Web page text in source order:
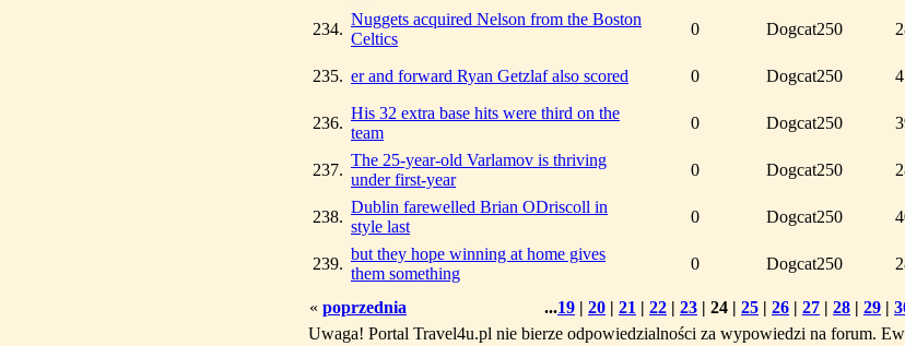
234.
Nuggets acquired Nelson from the Boston
Celtics
0 Dogcat250
235. er and forward Ryan Getzlaf also scored 0 Dogcat250
236.
His 32 extra base hits were third on the
team
0 Dogcat250
237.
The 25-year-old Varlamov is thriving
under first-year
0 Dogcat250
238.
Dublin farewelled Brian ODriscoll in
style last
0 Dogcat250
239.
but they hope winning at home gives
them something
0 Dogcat250
« poprzednia ...19 | 20 | 21 | 22 | 23 | 24 | 25 | 26 | 27 | 28 | 29 |
Uwaga! Portal Travel4u.pl nie bierze odpowiedzialności za wypowiedzi na forum.